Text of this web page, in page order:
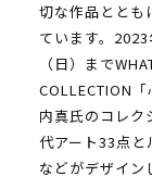
切な作品ととも
ています。
（日）まで
COLLECTION
内真氏のコレク
代アート33点と
などがデザイン